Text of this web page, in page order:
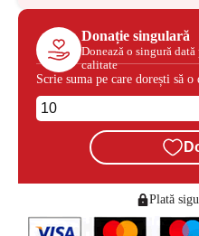
Donație singulară
Donează o singură
calitate
Scrie suma pe care dorești să o
Plată